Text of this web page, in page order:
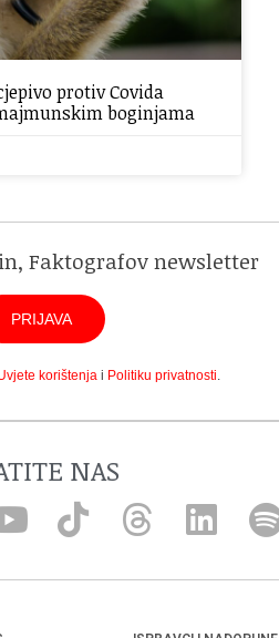
protiv Covida
boginjama
Faktografov newsletter
PRIJAVA
korištenjai Politiku privatnosti.
NAS